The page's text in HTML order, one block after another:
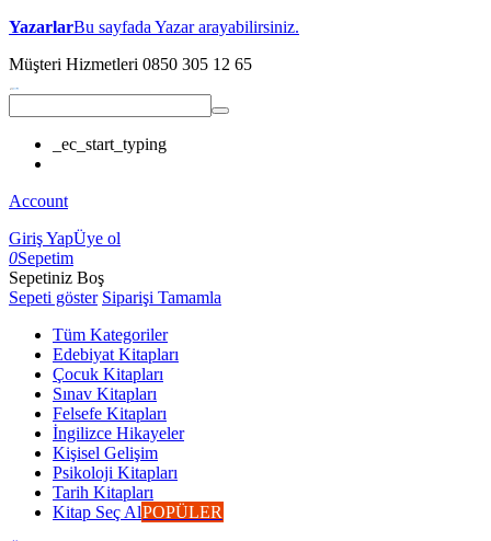
YazarlarBu sayfada Yazar arayabilirsiniz.
Müşteri Hizmetleri 0850 305 12 65
_ec_start_typing
Account
Giriş YapÜye ol
0Sepetim
Sepetiniz Boş
Sepeti göster Siparişi Tamamla
Tüm Kategoriler
Edebiyat Kitapları
Çocuk Kitapları
Sınav Kitapları
Felsefe Kitapları
İngilizce Hikayeler
Kişisel Gelişim
Psikoloji Kitapları
Tarih Kitapları
Kitap Seç AlPOPÜLER